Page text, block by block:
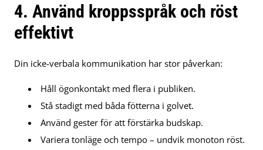
4. Använd kroppsspråk och röst
effektivt
Din icke-verbala kommunikation har stor påverkan:
Håll ögonkontakt med flera i publiken.
Stå stadigt med båda fötterna i golvet.
Använd gester för att förstärka budskap.
Variera tonläge och tempo – undvik monoton röst.